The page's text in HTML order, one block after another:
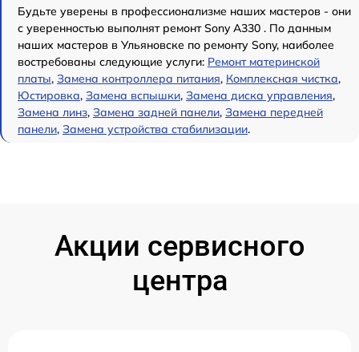
Будьте уверены в профессионализме наших мастеров - они
с уверенностью выполнят ремонт Sony A330 . По данным
наших мастеров в Ульяновске по ремонту Sony, наиболее
востребованы следующие услуги: Ремонт материнской
платы, Замена контроллера питания, Комплексная чистка,
Юстировка, Замена вспышки, Замена диска управления,
Замена линз, Замена задней панели, Замена передней
панели, Замена устройства стабилизации.
Акции сервисного
центра